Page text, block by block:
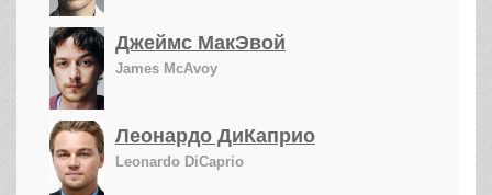
Джеймс МакЭвой
James McAvoy
Леонардо ДиКаприо
Leonardo DiCaprio